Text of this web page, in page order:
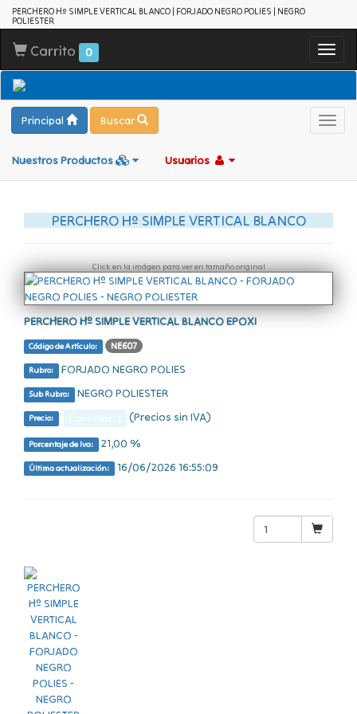
PERCHERO Hº SIMPLE VERTICAL BLANCO | FORJADO NEGRO POLIES | NEGRO
POLIESTER
Carrito 0
Principal Buscar
Nuestros Productos Usuarios
PERCHERO Hº SIMPLE VERTICAL BLANCO
Click en la imágen para ver en tamaño original
PERCHERO Hº SIMPLE VERTICAL BLANCO EPOXI
Código de Artículo: NE607
Rubro: FORJADO NEGRO POLIES
Sub Rubro: NEGRO POLIESTER
Precio: (Precios sin IVA)
Porcentaje de Iva: 21,00 %
Última actualización: 16/06/2026 16:55:09